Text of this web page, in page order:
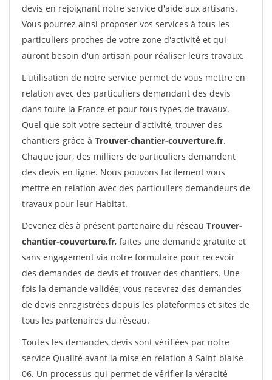
devis en rejoignant notre service d'aide aux artisans.
Vous pourrez ainsi proposer vos services à tous les
particuliers proches de votre zone d'activité et qui
auront besoin d'un artisan pour réaliser leurs travaux.
L'utilisation de notre service permet de vous mettre en
relation avec des particuliers demandant des devis
dans toute la France et pour tous types de travaux.
Quel que soit votre secteur d'activité, trouver des
chantiers grâce à Trouver-chantier-couverture.fr.
Chaque jour, des milliers de particuliers demandent
des devis en ligne. Nous pouvons facilement vous
mettre en relation avec des particuliers demandeurs de
travaux pour leur Habitat.
Devenez dès à présent partenaire du réseau Trouver-
chantier-couverture.fr, faites une demande gratuite et
sans engagement via notre formulaire pour recevoir
des demandes de devis et trouver des chantiers. Une
fois la demande validée, vous recevrez des demandes
de devis enregistrées depuis les plateformes et sites de
tous les partenaires du réseau.
Toutes les demandes devis sont vérifiées par notre
service Qualité avant la mise en relation à Saint-blaise-
06. Un processus qui permet de vérifier la véracité